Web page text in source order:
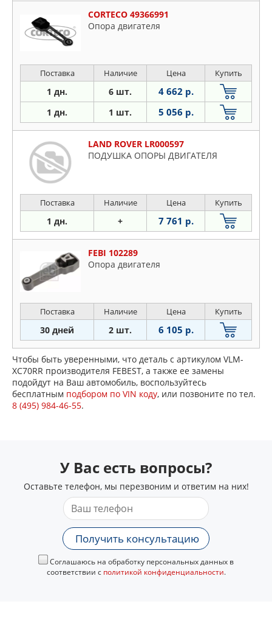
CORTECO 49366991
Опора двигателя
Поставка Наличие Цена Купить
1 дн. 6 шт. 4 662 р.
1 дн. 1 шт. 5 056 р.
LAND ROVER LR000597
ПОДУШКА ОПОРЫ ДВИГАТЕЛЯ
Поставка Наличие Цена Купить
1 дн. + 7 761 р.
FEBI 102289
Oпopa двигaтeля
Поставка Наличие Цена Купить
30 дней 2 шт. 6 105 р.
Чтобы быть уверенными, что деталь с артикулом VLM-
XC70RR производителя FEBEST, а также ее замены
подойдут на Ваш автомобиль, воспользуйтесь
бесплатным подбором по VIN коду, или позвоните по тел.
8 (495) 984-46-55.
У Вас есть вопросы?
Оставьте телефон, мы перезвоним и ответим на них!
Получить консультацию
Соглашаюсь на обработку персональных данных в
соответствии с политикой конфиденциальности.